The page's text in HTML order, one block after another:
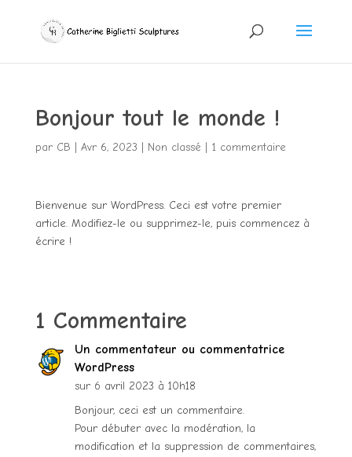
Bonjour tout le monde !
par CB Avr 6, 2023 Non classé 1 commentaire
Bienvenue sur WordPress. Ceci est votre premier
article. Modifiez-le ou supprimez-le, puis commencez à
écrire !
1 Commentaire
Un commentateur ou commentatrice
WordPress
sur 6 avril 2023 à 10h18
Bonjour, ceci est un commentaire.
Pour débuter avec la modération, la
modification et la suppression de commentaires,